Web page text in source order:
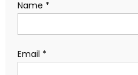
Name *
Email *